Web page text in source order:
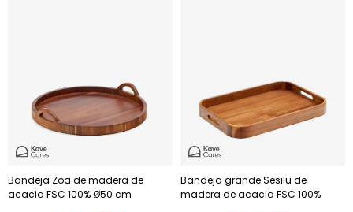
Bandeja Zoa de madera de
acacia FSC 100% Ø50 cm
Bandeja grande Sesilu de
madera de acacia FSC 100%